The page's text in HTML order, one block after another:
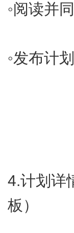
◦​阅读并
◦​发布计划
4.​计划详
板）